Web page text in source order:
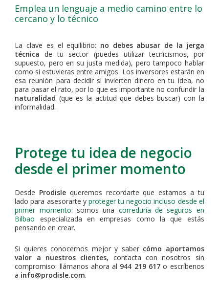
Emplea un lenguaje a medio camino entre lo
cercano y lo técnico
La clave es el equilibrio: no debes abusar de la jerga
técnica de tu sector (puedes utilizar tecnicismos, por
supuesto, pero en su justa medida), pero tampoco hablar
como si estuvieras entre amigos. Los inversores estarán en
esa reunión para decidir si invierten dinero en tu idea, no
para pasar el rato, por lo que es importante no confundir la
naturalidad (que es la actitud que debes buscar) con la
informalidad.
Protege tu idea de negocio
desde el primer momento
Desde Prodisle queremos recordarte que estamos a tu
lado para asesorarte y proteger tu negocio incluso desde el
primer momento: somos una correduría de seguros en
Bilbao especializada en empresas como la que estás
pensando en crear.
Si quieres conocernos mejor y saber cómo aportamos
valor a nuestros clientes, contacta con nosotros sin
compromiso: llámanos ahora al 944 219 617 o escríbenos
a info@prodisle.com.